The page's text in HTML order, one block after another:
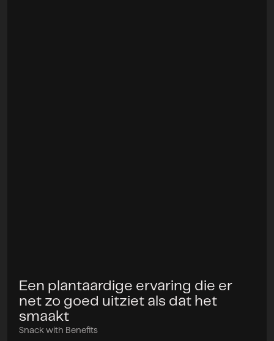
Project
Een plantaardige ervaring die er
net zo goed uitziet als dat het
smaakt
Snack with Benefits